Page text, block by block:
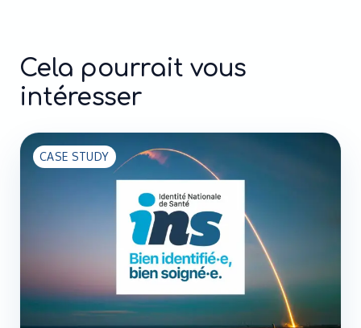
Cela pourrait vous
intéresser
CASE STUDY